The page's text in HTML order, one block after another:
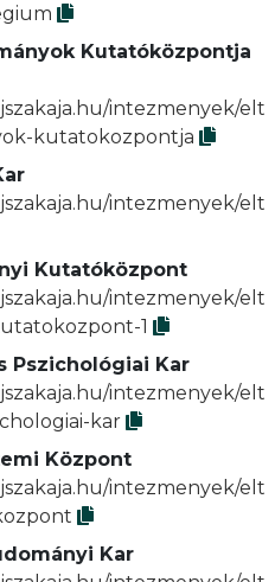
Kutatóközpontja
intezmenyek/elt
kutatokozpontja
intezmenyek/elt
Kutatóközpont
intezmenyek/elt
1
Pszichológiai Kar
intezmenyek/elt
kar
Központ
intezmenyek/elt
Kar